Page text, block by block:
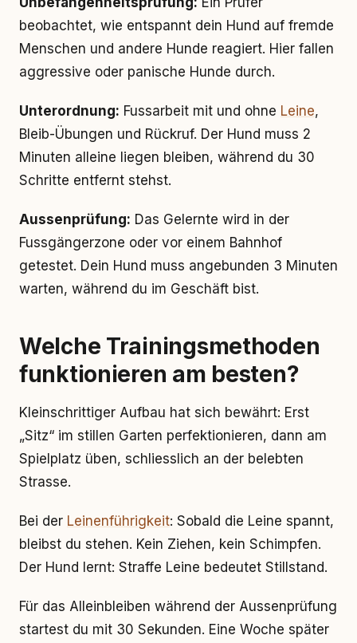
beobachtet, wie entspannt dein Hund auf fremde
Menschen und andere Hunde reagiert. Hier fallen
aggressive oder panische Hunde durch.
Unterordnung: Fussarbeit mit und ohne Leine,
Bleib-Übungen und Rückruf. Der Hund muss 2
Minuten alleine liegen bleiben, während du 30
Schritte entfernt stehst.
Aussenprüfung: Das Gelernte wird in der
Fussgängerzone oder vor einem Bahnhof
getestet. Dein Hund muss angebunden 3 Minuten
warten, während du im Geschäft bist.
Welche Trainingsmethoden
funktionieren am besten?
Kleinschrittiger Aufbau hat sich bewährt: Erst
„Sitz“ im stillen Garten perfektionieren, dann am
Spielplatz üben, schliesslich an der belebten
Strasse.
Bei der Leinenführigkeit: Sobald die Leine spannt,
bleibst du stehen. Kein Ziehen, kein Schimpfen.
Der Hund lernt: Straffe Leine bedeutet Stillstand.
Für das Alleinbleiben während der Aussenprüfung
startest du mit 30 Sekunden. Eine Woche später